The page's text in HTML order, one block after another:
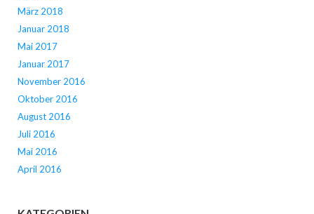
März 2018
Januar 2018
Mai 2017
Januar 2017
November 2016
Oktober 2016
August 2016
Juli 2016
Mai 2016
April 2016